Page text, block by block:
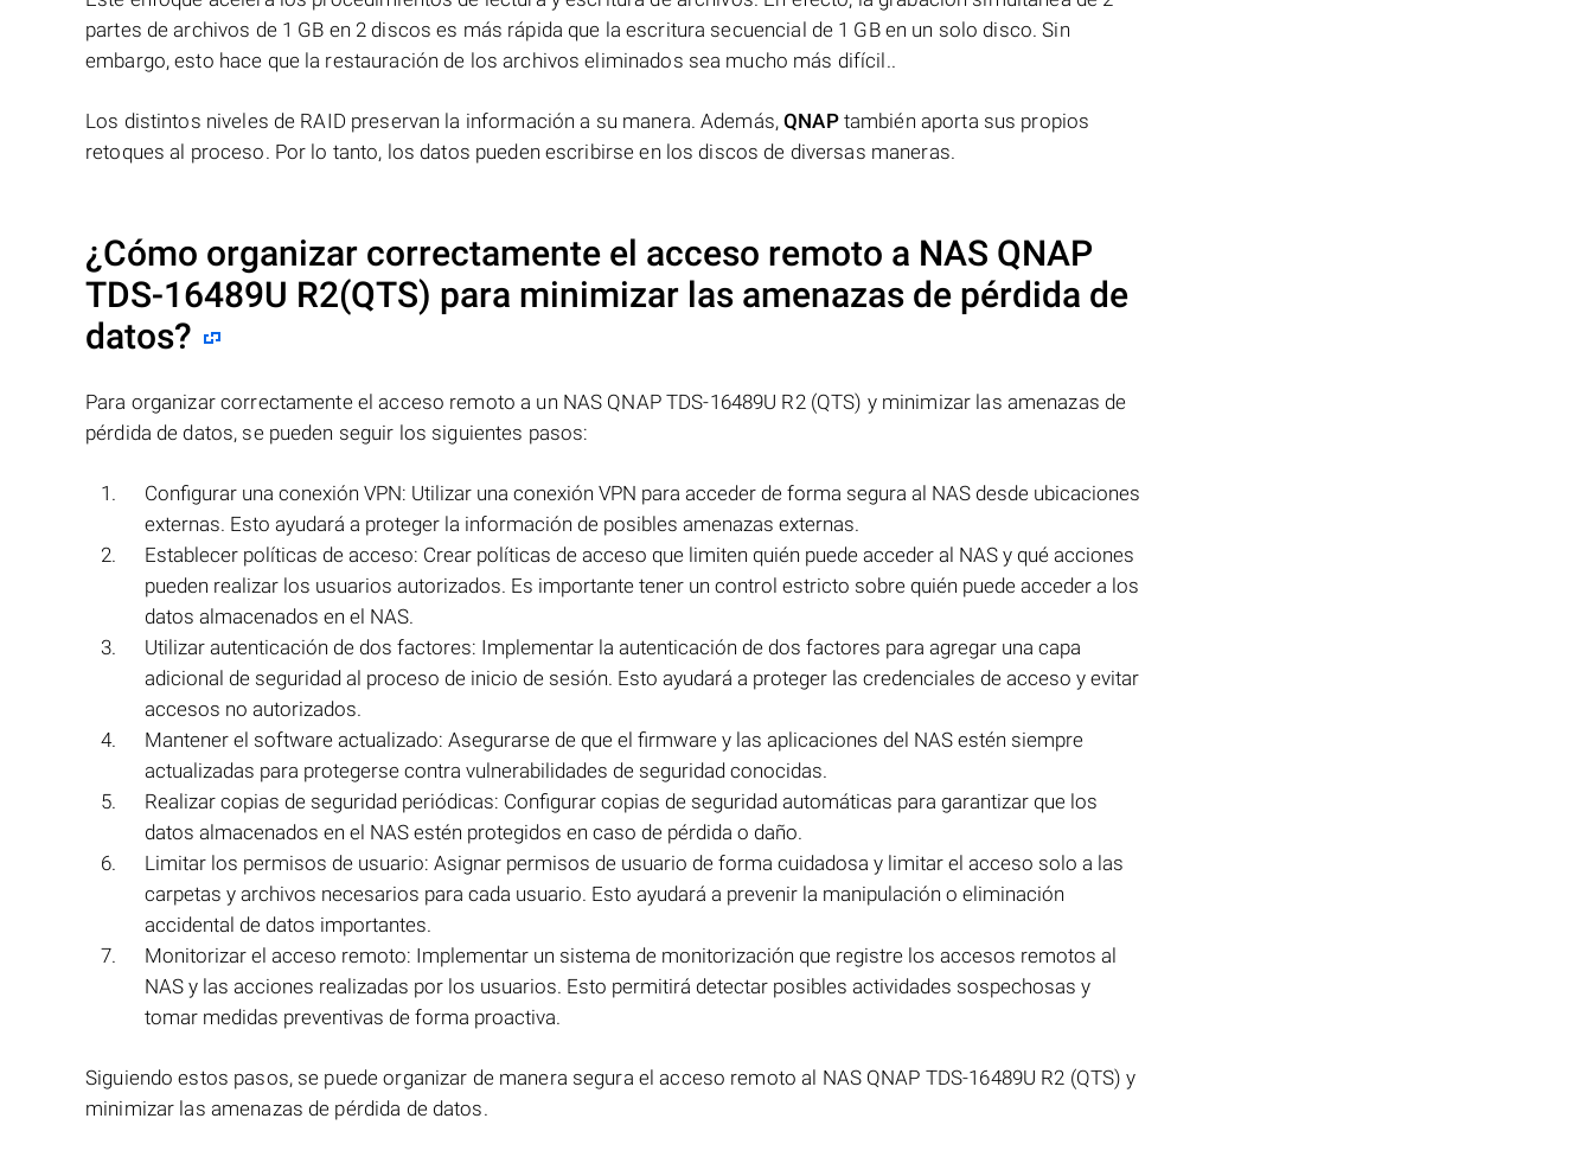
partes de archivos de 1 GB en 2 discos es más rápida que la escritura secuencial de 1 GB en un solo disco. Sin
embargo, esto hace que la restauración de los archivos eliminados sea mucho más difícil..
Los distintos niveles de RAID preservan la información a su manera. Además,QNAPtambién aporta sus propios
retoques al proceso. Por lo tanto, los datos pueden escribirse en los discos de diversas maneras.
¿Cómo organizar correctamente el acceso remoto a NAS QNAP
TDS-16489U R2(QTS) para minimizar las amenazas de pérdida de
datos?
Para organizar correctamente el acceso remoto a un NAS QNAP TDS-16489U R2 (QTS) y minimizar las amenazas de
pérdida de datos, se pueden seguir los siguientes pasos:
Configurar una conexión VPN: Utilizar una conexión VPN para acceder de forma segura al NAS desde ubicaciones
externas. Esto ayudará a proteger la información de posibles amenazas externas.
Establecer políticas de acceso: Crear políticas de acceso que limiten quién puede acceder al NAS y qué acciones
pueden realizar los usuarios autorizados. Es importante tener un control estricto sobre quién puede acceder a los
datos almacenados en el NAS.
Utilizar autenticación de dos factores: Implementar la autenticación de dos factores para agregar una capa
adicional de seguridad al proceso de inicio de sesión. Esto ayudará a proteger las credenciales de acceso y evitar
accesos no autorizados.
Mantener el software actualizado: Asegurarse de que el firmware y las aplicaciones del NAS estén siempre
actualizadas para protegerse contra vulnerabilidades de seguridad conocidas.
Realizar copias de seguridad periódicas: Configurar copias de seguridad automáticas para garantizar que los
datos almacenados en el NAS estén protegidos en caso de pérdida o daño.
Limitar los permisos de usuario: Asignar permisos de usuario de forma cuidadosa y limitar el acceso solo a las
carpetas y archivos necesarios para cada usuario. Esto ayudará a prevenir la manipulación o eliminación
accidental de datos importantes.
Monitorizar el acceso remoto: Implementar un sistema de monitorización que registre los accesos remotos al
NAS y las acciones realizadas por los usuarios. Esto permitirá detectar posibles actividades sospechosas y
tomar medidas preventivas de forma proactiva.
Siguiendo estos pasos, se puede organizar de manera segura el acceso remoto al NAS QNAP TDS-16489U R2 (QTS) y
minimizar las amenazas de pérdida de datos.